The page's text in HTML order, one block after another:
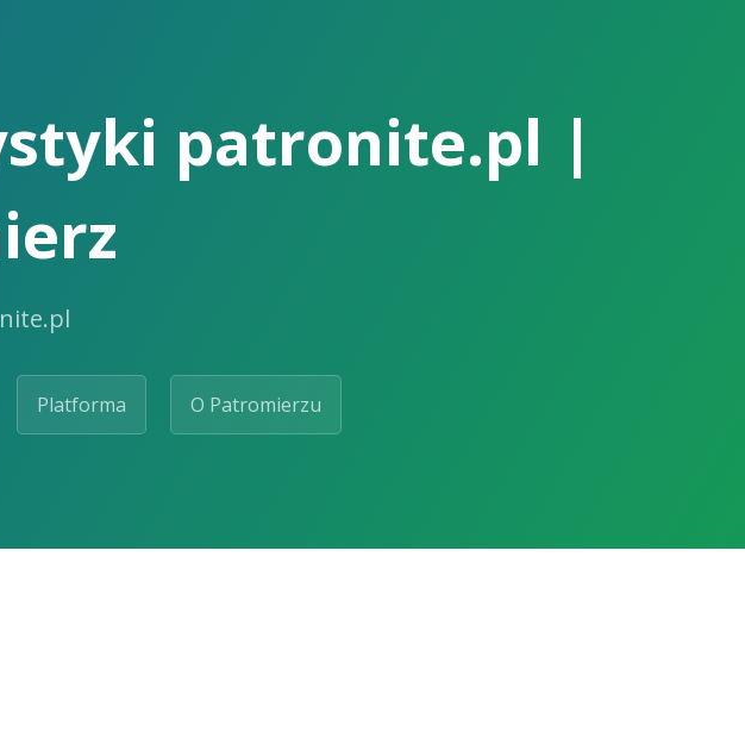
patronite.pl |
Platforma O Patromierzu